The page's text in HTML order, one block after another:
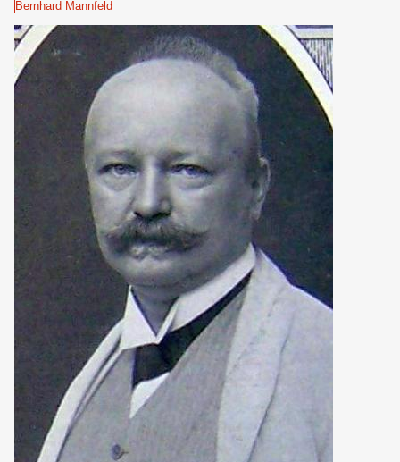
Bernhard Mannfeld